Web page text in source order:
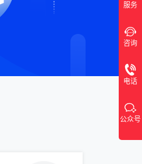
服务
咨询
电话
公众号